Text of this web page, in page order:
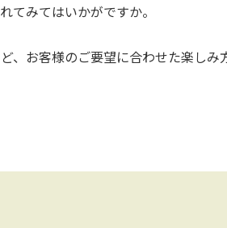
てみてはいかがですか。
、お客様のご要望に合わせた楽しみ